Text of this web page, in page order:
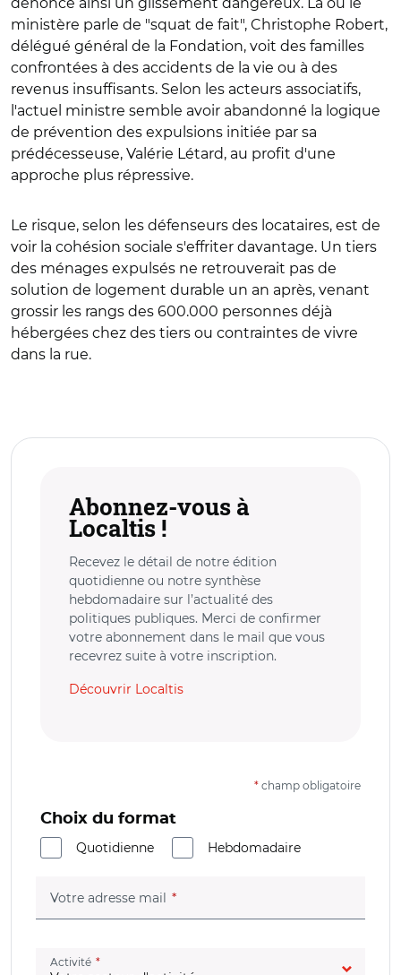
ministère parle de "squat de fait", Christophe Robert,
délégué général de la Fondation, voit des familles
confrontées à des accidents de la vie ou à des
revenus insuffisants. Selon les acteurs associatifs,
l'actuel ministre semble avoir abandonné la logique
de prévention des expulsions initiée par sa
prédécesseuse, Valérie Létard, au profit d'une
approche plus répressive.
Le risque, selon les défenseurs des locataires, est de
voir la cohésion sociale s'effriter davantage. Un tiers
des ménages expulsés ne retrouverait pas de
solution de logement durable un an après, venant
grossir les rangs des 600.000 personnes déjà
hébergées chez des tiers ou contraintes de vivre
dans la rue.
Abonnez-vous à
Localtis !
Recevez le détail de notre édition
quotidienne ou notre synthèse
hebdomadaire sur l’actualité des
politiques publiques. Merci de confirmer
votre abonnement dans le mail que vous
recevrez suite à votre inscription.
Découvrir Localtis
* champ obligatoire
Choix du format
Quotidienne
Hebdomadaire
Votre adresse mail (champ obligatoire)
Activité (champ obligatoire)